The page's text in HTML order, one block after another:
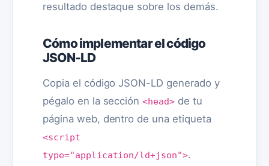
resultado destaque sobre los demás.
Cómo implementar el código
JSON-LD
Copia el código JSON-LD generado y
pégalo en la sección<head> de tu
página web, dentro de una etiqueta
<script
type="application/ld+json">.